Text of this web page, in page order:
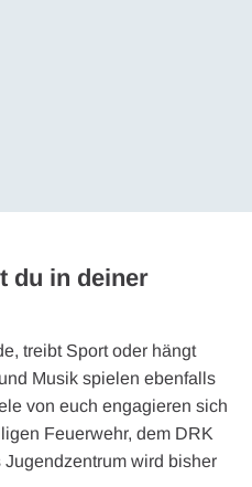
du in deiner
treibt Sport oder hängt
Musik spielen ebenfalls
von euch engagieren sich
Feuerwehr, dem DRK
wird bisher